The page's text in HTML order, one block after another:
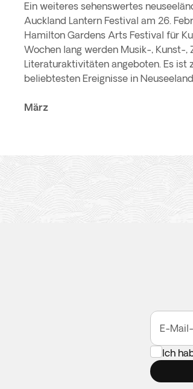
Ein weiteres sehenswertes
Auckland Lantern Festival am 26.
Hamilton Gardens Arts Festival für
Wochen lang werden Musik-, Kunst-,
Literaturaktivitäten angeboten. Es ist
beliebtesten Ereignisse in
März
E-
Ich